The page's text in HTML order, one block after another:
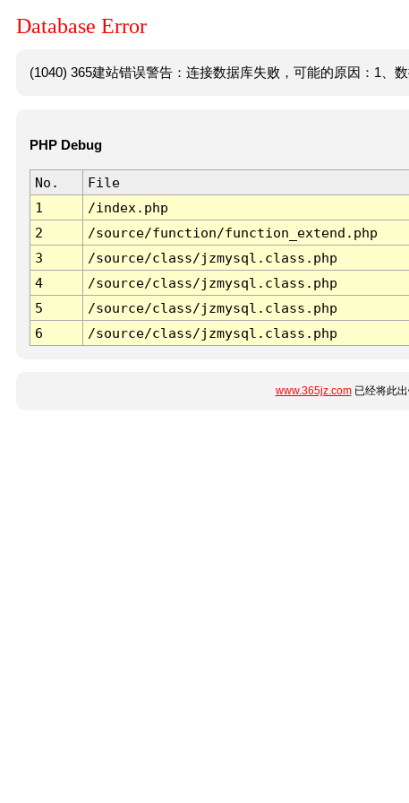
Database Error
(1040) 365建站错误警告：连接数据库失败，可能的原因：1、
PHP Debug
No. File
1
/index.php
2
/source/function/function_extend.php
3
/source/class/jzmysql.class.php
4
/source/class/jzmysql.class.php
5
/source/class/jzmysql.class.php
6
/source/class/jzmysql.class.php
www.365jz.com已经将此出